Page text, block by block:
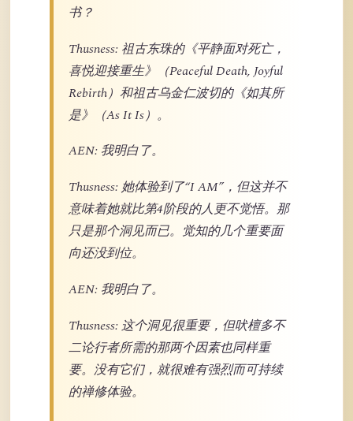
书？
Thusness: 祖古东珠的《平静面对死亡，
喜悦迎接重生》（Peaceful Death, Joyful
Rebirth）和祖古乌金仁波切的《如其所
是》（As It Is）。
AEN: 我明白了。
Thusness: 她体验到了“I AM”，但这并不
意味着她就比第4阶段的人更不觉悟。那
只是那个洞见而已。觉知的几个重要面
向还没到位。
AEN: 我明白了。
Thusness: 这个洞见很重要，但吠檀多不
二论行者所需的那两个因素也同样重
要。没有它们，就很难有强烈而可持续
的禅修体验。